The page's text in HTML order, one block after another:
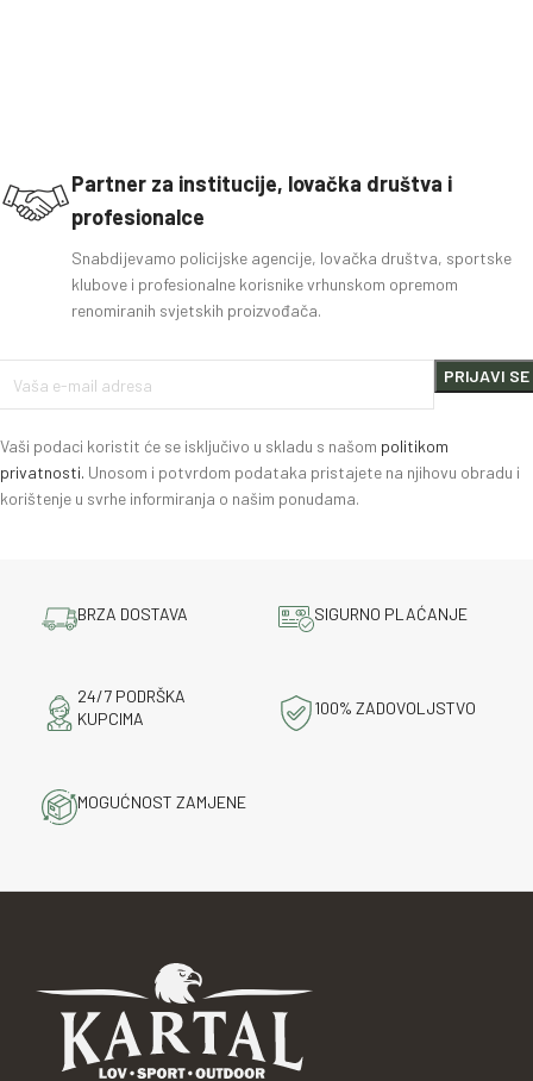
Partner za institucije, lovačka društva i
profesionalce
Snabdijevamo policijske agencije, lovačka društva, sportske
klubove i profesionalne korisnike vrhunskom opremom
renomiranih svjetskih proizvođača.
Vaši podaci koristit će se isključivo u skladu s našom politikom
privatnosti. Unosom i potvrdom podataka pristajete na njihovu obradu i
korištenje u svrhe informiranja o našim ponudama.
BRZA DOSTAVA SIGURNO PLAĆANJE
24/7 PODRŠKA
KUPCIMA
100% ZADOVOLJSTVO
MOGUĆNOST ZAMJENE